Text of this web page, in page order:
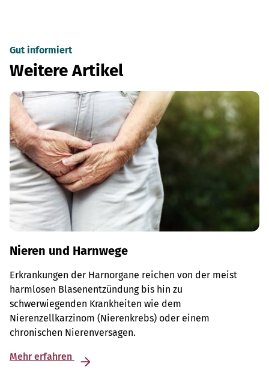
Gut informiert
Weitere Artikel
Nieren und Harnwege
Erkrankungen der Harnorgane reichen von der meist
harmlosen Blasenentzündung bis hin zu
schwerwiegenden Krankheiten wie dem
Nierenzellkarzinom (Nierenkrebs) oder einem
chronischen Nierenversagen.
Mehr erfahren